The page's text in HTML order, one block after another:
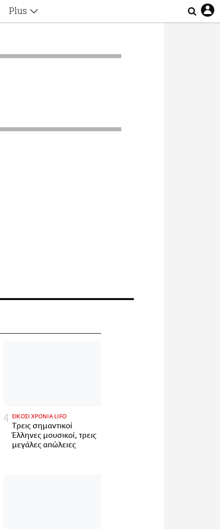
Plus
ΕΙΚΟΣΙ ΧΡΟΝΙΑ LIFO
Tρεις σημαντικοί
Έλληνες μουσικοί, τρεις
μεγάλες απώλειες